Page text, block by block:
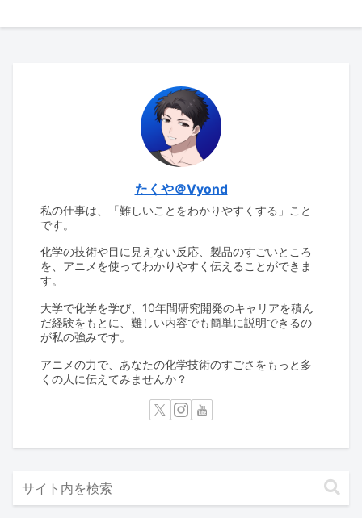
たくや＠Vyond
私の仕事は、「難しいことをわかりやすくする」こと
です。
化学の技術や目に見えない反応、製品のすごいところ
を、アニメを使ってわかりやすく伝えることができま
す。
大学で化学を学び、10年間研究開発のキャリアを積ん
だ経験をもとに、難しい内容でも簡単に説明できるの
が私の強みです。
アニメの力で、あなたの化学技術のすごさをもっと多
くの人に伝えてみませんか？